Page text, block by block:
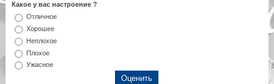
Какое у вас настроение ?
Отличное
Хорошее
Неплохое
Плохое
Ужасное